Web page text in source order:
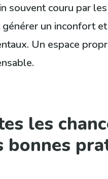
souvent couru par les
un inconfort
Un espace
les
bonnes